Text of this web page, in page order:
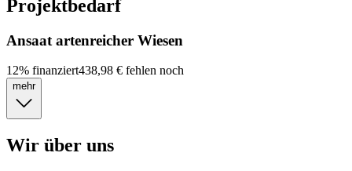
Projektbedarf
Ansaat artenreicher Wiesen
12% finanziert438,98 € fehlen noch
mehr
Wir über uns